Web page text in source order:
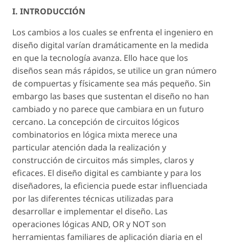
I. INTRODUCCIÓN
Los cambios a los cuales se enfrenta el ingeniero en
diseño digital varían dramáticamente en la medida
en que la tecnología avanza. Ello hace que los
diseños sean más rápidos, se utilice un gran número
de compuertas y físicamente sea más pequeño. Sin
embargo las bases que sustentan el diseño no han
cambiado y no parece que cambiara en un futuro
cercano. La concepción de circuitos lógicos
combinatorios en lógica mixta merece una
particular atención dada la realización y
construcción de circuitos más simples, claros y
eficaces. El diseño digital es cambiante y para los
diseñadores, la eficiencia puede estar influenciada
por las diferentes técnicas utilizadas para
desarrollar e implementar el diseño. Las
operaciones lógicas AND, OR y NOT son
herramientas familiares de aplicación diaria en el